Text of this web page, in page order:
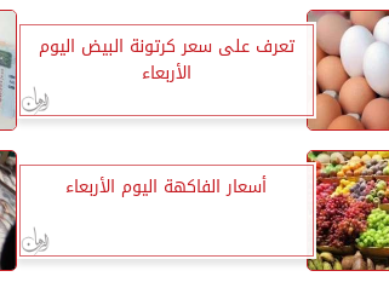
تعرف على سعر كرتونة البيض اليوم
الأربعاء
أسعار الفاكهة اليوم الأربعاء